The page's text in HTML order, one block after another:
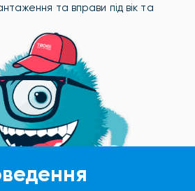
та вправи під вік та